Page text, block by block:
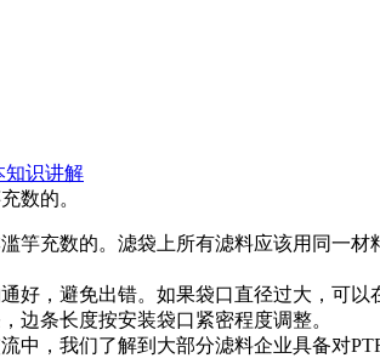
知识讲解
数的。
充数的。滤袋上所有滤料应该用同一材
，避免出错。如果袋口直径过大，可以
边条长度按安装袋口紧密程度调整。
我们了解到大部分滤料企业具备对